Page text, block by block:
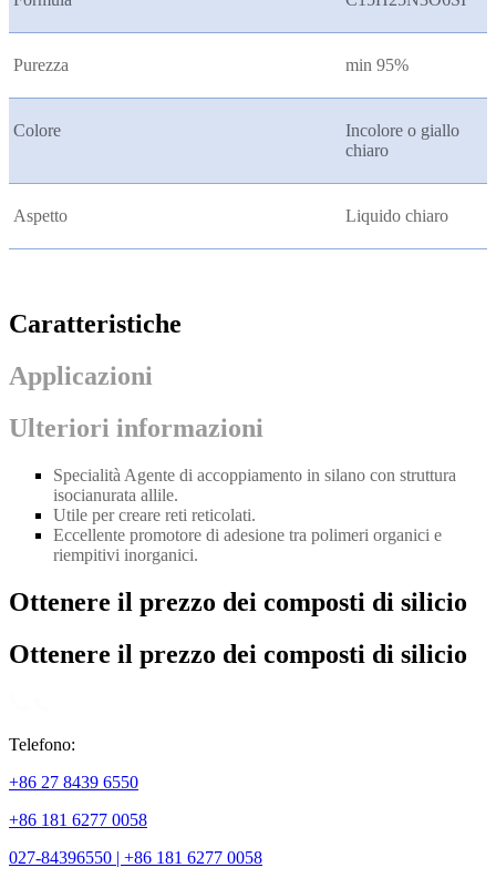
Purezza min 95%
Colore
Incolore o giallo
chiaro
Aspetto Liquido chiaro
Caratteristiche
Applicazioni
Ulteriori informazioni
Specialità Agente di accoppiamento in silano con struttura
isocianurata allile.
Utile per creare reti reticolati.
Eccellente promotore di adesione tra polimeri organici e
riempitivi inorganici.
Ottenere il prezzo dei composti di silicio
Ottenere il prezzo dei composti di silicio
Telefono:
+86 27 8439 6550
+86 181 6277 0058
027-84396550 | +86 181 6277 0058